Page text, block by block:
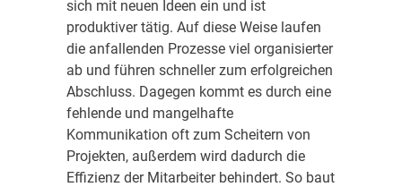
sich mit neuen Ideen ein und ist
produktiver tätig. Auf diese Weise laufen
die anfallenden Prozesse viel organisierter
ab und führen schneller zum erfolgreichen
Abschluss. Dagegen kommt es durch eine
fehlende und mangelhafte
Kommunikation oft zum Scheitern von
Projekten, außerdem wird dadurch die
Effizienz der Mitarbeiter behindert. So baut